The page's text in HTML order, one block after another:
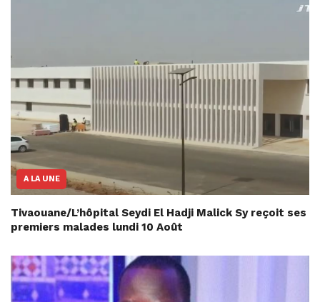
A LA UNE
Tivaouane/L’hôpital Seydi El Hadji Malick Sy reçoit ses
premiers malades lundi 10 Août